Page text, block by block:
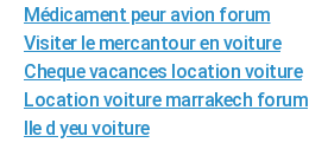
Alimentation
Guide de la santé
Maladies
Médicaments
Sommeil
VOYAGE
PHOTO
GUIDES D'ACHAT
Médicament peur avion forum
Visiter le mercantour en voiture
Cheque vacances location voiture
Location voiture marrakech forum
Ile d yeu voiture